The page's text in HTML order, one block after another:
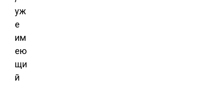
уж
е
им
ею
щи
й